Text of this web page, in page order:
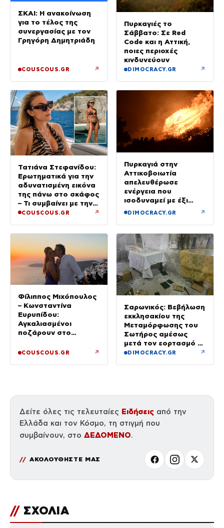
ΣΚΑΙ: Η ανακοίνωση
για το τέλος της
συνεργασίας με τον
Γρηγόρη Δημητριάδη
COUSCOUS.GR ↗
Πυρκαγιές το
Σάββατο: Σε Red
Code και η Αττική,
ποιες περιοχές
κινδυνεύουν
DIMOCRACY.GR ↗
Τατιάνα Στεφανίδου:
Ερωτηματικά για την
αδυνατισμένη εικόνα
της πάνω στο σκάφος
– Τι συμβαίνει με την
υγεία της;
COUSCOUS.GR ↗
Πυρκαγιά στην
Αττικοβοιωτία
απελευθέρωσε
ενέργεια που
ισοδυναμεί με έξι
βόμβες Χιροσίμα
DIMOCRACY.GR ↗
Φίλιππος Μιχόπουλος
– Κωνσταντίνα
Ευρυπίδου:
Αγκαλιασμένοι
ποζάρουν στο
Σαντορίνης
COUSCOUS.GR ↗
Σαρωνικός: Βεβήλωση
εκκλησακίου της
Μεταμόρφωσης του
Σωτήρος αμέσως
μετά τον εορτασμό –
Έσπασαν εικόνες στην
DIMOCRACY.GR ↗
Δείτε όλες τις τελευταίες Ειδήσεις από την
Ελλάδα και τον Κόσμο, τη στιγμή που
συμβαίνουν, στο ΔΕΔΟΜΕΝΟ.
ΑΚΟΛΟΥΘΗΣΤΕ ΜΑΣ
// ΣΧΟΛΙΑ